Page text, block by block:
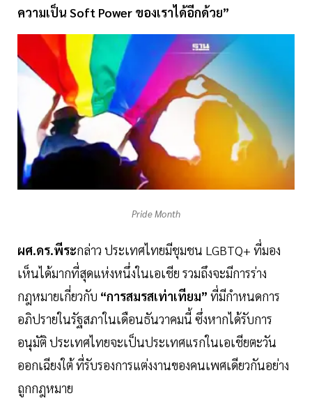
ความเป็น Soft Power ของเราได้อีกด้วย”
Pride Month
ผศ.ดร.พีระกล่าว ประเทศไทยมีชุมชน LGBTQ+ ที่มอง
เห็นได้มากที่สุดแห่งหนึ่งในเอเชีย รวมถึงจะมีการร่าง
กฎหมายเกี่ยวกับ “การสมรสเท่าเทียม” ที่มีกำหนดการ
อภิปรายในรัฐสภาในเดือนธันวาคมนี้ ซึ่งหากได้รับการ
อนุมัติ ประเทศไทยจะเป็นประเทศแรกในเอเชียตะวัน
ออกเฉียงใต้ ที่รับรองการแต่งงานของคนเพศเดียวกันอย่าง
ถูกกฎหมาย